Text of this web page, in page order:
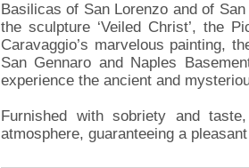
Basilicas of San Lorenzo and of
the sculpture ‘Veiled Christ’, the
Caravaggio’s marvelous painting,
San Gennaro and Naples
experience the ancient and
Furnished with sobriety and
atmosphere, guaranteeing a